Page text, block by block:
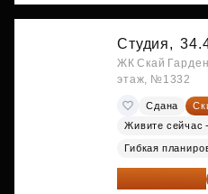
Студия,
ЖК Скай
этаж, №1332
Сдана
Живите сейчас
Гибкая
18 672 595 ₽